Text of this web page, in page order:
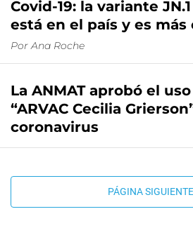
Covid-19: la variante
está en el país y es más
Por Ana Roche
La ANMAT aprobó el
“ARVAC Cecilia
coronavirus
PÁGINA